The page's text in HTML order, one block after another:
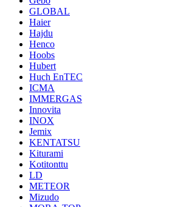
GLOBAL
Haier
Hajdu
Henco
Hoobs
Hubert
Huch EnTEC
ICMA
IMMERGAS
Innovita
INOX
Jemix
KENTATSU
Kiturami
Kotitonttu
LD
METEOR
Mizudo